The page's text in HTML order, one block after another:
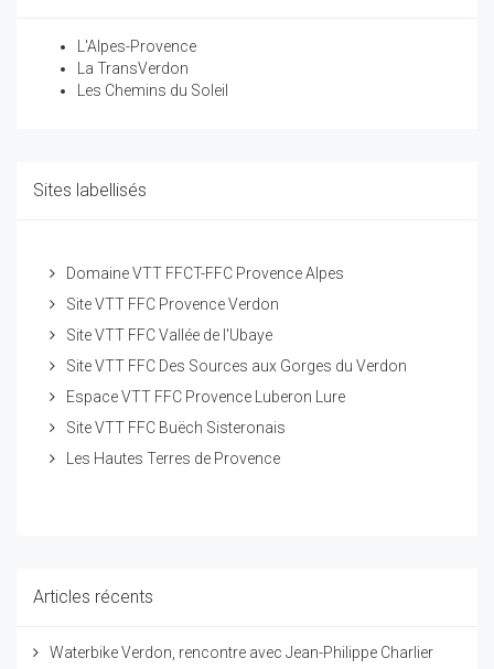
L'Alpes-Provence
La TransVerdon
Les Chemins du Soleil
Sites labellisés
Domaine VTT FFCT-FFC Provence Alpes
Site VTT FFC Provence Verdon
Site VTT FFC Vallée de l'Ubaye
Site VTT FFC Des Sources aux Gorges du Verdon
Espace VTT FFC Provence Luberon Lure
Site VTT FFC Buëch Sisteronais
Les Hautes Terres de Provence
Articles récents
Waterbike Verdon, rencontre avec Jean-Philippe Charlier